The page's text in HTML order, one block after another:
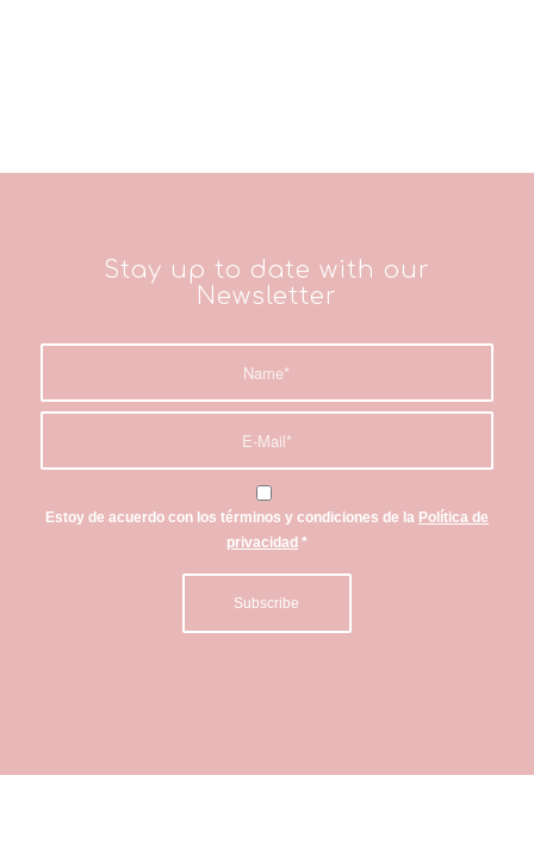
Stay up to date with our
Newsletter
Estoy de acuerdo con los términos y condiciones de la Política de
privacidad *